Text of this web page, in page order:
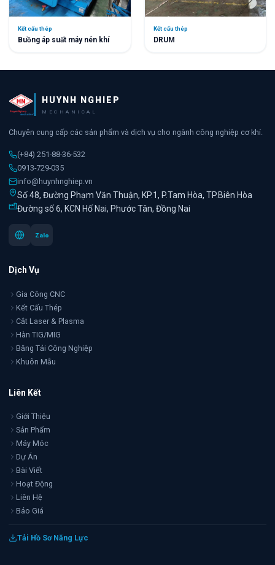
Kết cấu thép
Buồng áp suất máy nén khí
Kết cấu thép
DRUM
HUYNH NGHIEP
MECHANICAL
Chuyên cung cấp các sản phẩm và dịch vụ cho ngành công nghiệp cơ khí.
(+84) 251-88-36-532
0913-729-035
info@huynhnghiep.vn
Số 48, Đường Phạm Văn Thuận, KP.1, P.Tam Hòa, TP.Biên Hòa
Đường số 6, KCN Hố Nai, Phước Tân, Đồng Nai
Zalo
Dịch Vụ
Gia Công CNC
Kết Cấu Thép
Cắt Laser & Plasma
Hàn TIG/MIG
Băng Tải Công Nghiệp
Khuôn Mẫu
Liên Kết
Giới Thiệu
Sản Phẩm
Máy Móc
Dự Án
Bài Viết
Hoạt Động
Liên Hệ
Báo Giá
Tải Hồ Sơ Năng Lực